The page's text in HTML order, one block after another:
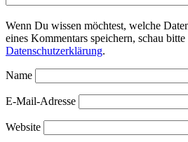
Wenn Du wissen möchtest, welche
eines Kommentars speichern, schau bitte
Datenschutzerklärung.
Name
E-Mail-Adresse
Website